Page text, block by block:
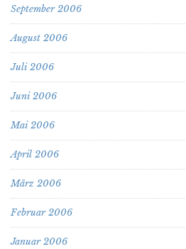
September 2006
August 2006
Juli 2006
Juni 2006
Mai 2006
April 2006
März 2006
Februar 2006
Januar 2006